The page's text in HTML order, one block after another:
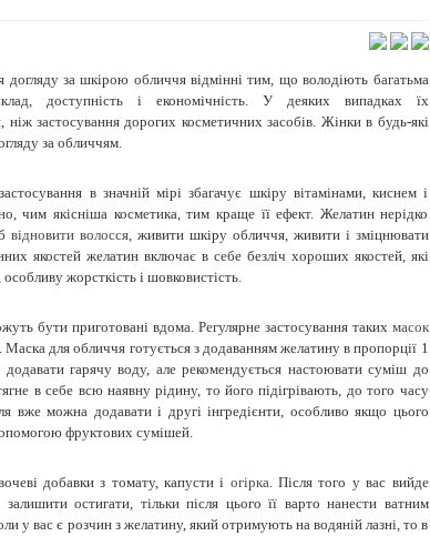
кави: кофеїнова залежність
застосування оливкової олії для краси
догляду за шкірою обличчя відмінні тим, що володіють багатьма
доступність і економічність. У деяких випадках їх
ніж застосування дорогих косметичних засобів. Жінки в будь-які
за обличчям.
в значній мірі збагачує шкіру вітамінами, киснем і
чим якісніша косметика, тим краще її ефект. Желатин нерідко
відновити волосся, живити шкіру обличчя, живити і зміцнювати
якостей желатин включає в себе безліч хороших якостей, які
жорсткість і шовковистість.
бути приготовані вдома. Регулярне застосування таких масок
для обличчя готується з додаванням желатину в пропорції 1
гарячу воду, але рекомендується настоювати суміш до
в себе всю наявну рідину, то його підігрівають, до того часу
вже можна додавати і другі інгредієнти, особливо якщо цього
фруктових сумішей.
добавки з томату, капусти і огірка. Після того у вас вийде
остигати, тільки після цього її варто нанести ватним
у вас є розчин з желатину, який отримують на водяній лазні, то в